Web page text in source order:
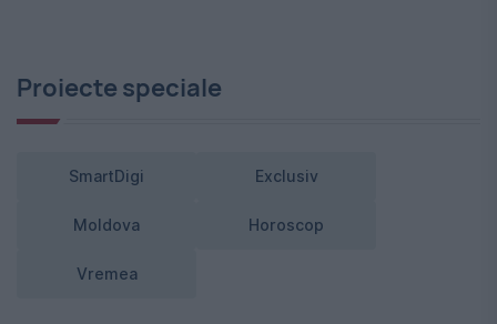
Proiecte speciale
SmartDigi Exclusiv
Moldova Horoscop
Vremea